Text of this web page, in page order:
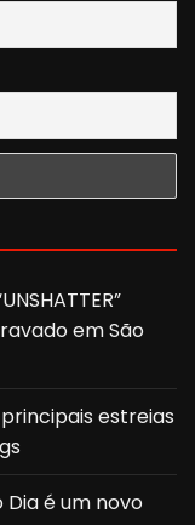
em São
principais estreias
é um novo